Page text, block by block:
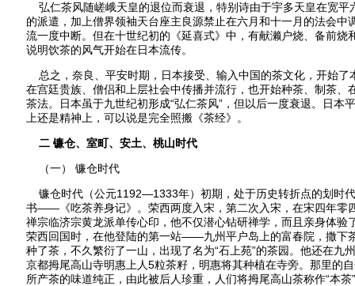
弘仁茶风随嵯峨天皇的退位而衰退，特别诗由于宇多天皇在宽平
的派遣，加上僧界领袖天台座主良源禁止在六月和十一月的法会中
流一度中断。但在十世纪初的《延喜式》中，有献濑户烧、备前烧
说明饮茶的风气开始在日本流传。
总之，奈良、平安时期，日本接受、输入中国的茶文化，开始了
在宫廷贵族、僧侣和上层社会中传播并流行，也开始种茶、制茶、
茶法。日本虽于九世纪初形成“弘仁茶风”，但以后一度衰退。日本
上还是精神上，可以说是完全照搬《茶经》。
二 镰仓、室町、安土、桃山时代
（一） 镰仓时代
镰仓时代（公元1192—1333年）初期，处于历史转折点的划时
书——《吃茶养身记》。荣西两度入宋，第二次入宋，在宋四年零
禅宗临济宗黄龙派单传心印，他不仅潜心钻研禅学，而且亲身体验
荣西回国时，在他登陆的第一站——九州平户岛上的富春院，撒下
种了茶，不久繁衍了一山，出现了名为“石上苑”的茶园。他还在九
京都拇尾高山寺明惠上人5粒茶籽，明惠将其种植在寺旁。那里的
所产茶的味道纯正，由此被后人珍重，人们将拇尾高山茶称作“本茶